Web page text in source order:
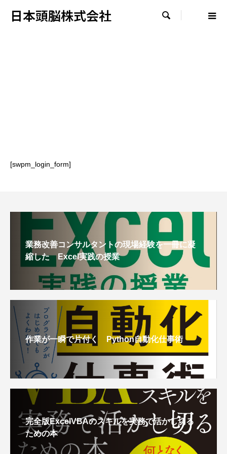
日本頭脳株式会社 
[swpm_login_form]
業務改善コンサルタントの現場経験を一冊に凝
縮した Excel実践の授業
作業が一瞬で片付く Python自動化仕事術
完全版ExcelVBAのスキルを実務で活かし切る
ための本